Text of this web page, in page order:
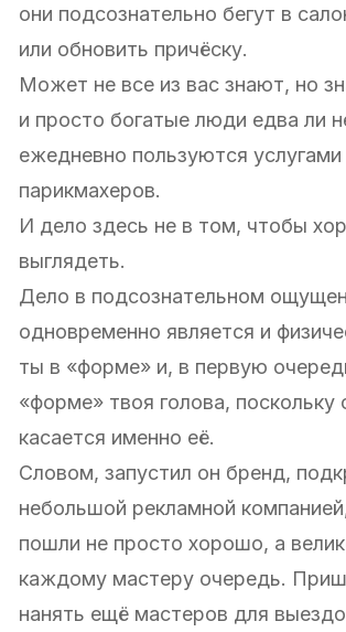
они подсознательно бегут в
или обновить причёску.
Может не все из вас знают, но
и просто богатые люди едва ли
ежедневно пользуются услугами
парикмахеров.
И дело здесь не в том, чтобы
выглядеть.
Дело в подсознательном
одновременно является и
ты в «форме» и, в первую
«форме» твоя голова, поскольку
касается именно её.
Словом, запустил он бренд,
небольшой рекламной
пошли не просто хорошо, а
каждому мастеру очередь.
нанять ещё мастеров для